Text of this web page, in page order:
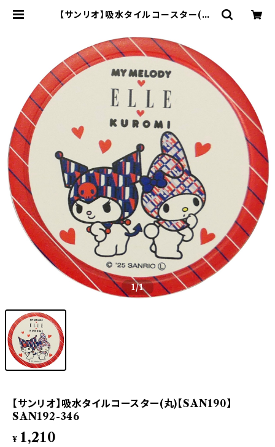
【サンリオ】吸水タイルコースター(丸)
ka official shop - 山加商店 公
式オンラインショップ
1/1
【サンリオ】吸水タイルコースター(丸)【SAN190】
SAN192-346
¥ 1,210